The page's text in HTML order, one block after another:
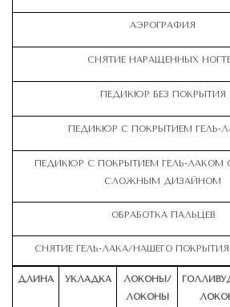
АЭРОГРАФИЯ
СНЯТИЕ НАРАЩЕННЫХ
ПЕДИКЮР БЕЗ ПОКРЫТИЯ
ПЕДИКЮР С ПОКРЫТИЕМ ГЕЛЬ-
ПЕДИКЮР С ПОКРЫТИЕМ ГЕЛЬ-ЛАКОМ
СЛОЖНЫМ ДИЗАЙНОМ
ОБРАБОТКА ПАЛЬЦЕВ
СНЯТИЕ ГЕЛЬ-ЛАКА/НАШЕГО
ДЛИНА УКЛАДКА
ЛОКОНЫ/
ЛОКОНЫ